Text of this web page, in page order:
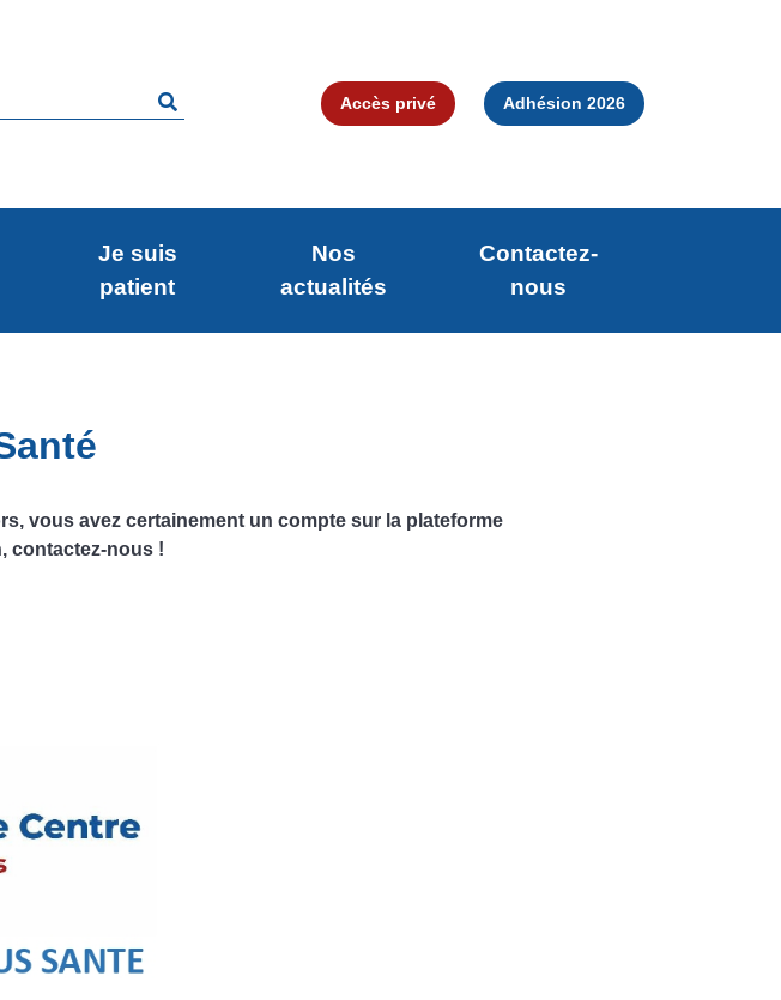
Accès privé Adhésion 2026
Je suis
patient
Nos
actualités
Contactez-
nous
vous avez certainement un compte sur la plateforme
contactez-nous !